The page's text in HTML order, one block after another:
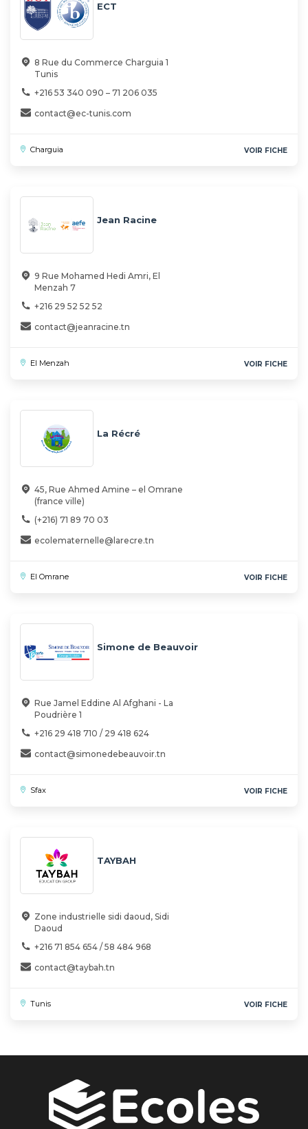
ECT
8 Rue du Commerce Charguia 1
Tunis
+216 53 340 090 – 71 206 035
contact@ec-tunis.com
Charguia VOIR FICHE
Jean Racine
9 Rue Mohamed Hedi Amri, El
Menzah 7
+216 29 52 52 52
contact@jeanracine.tn
El Menzah VOIR FICHE
La Récré
45, Rue Ahmed Amine – el Omrane
(france ville)
(+216) 71 89 70 03
ecolematernelle@larecre.tn
El Omrane VOIR FICHE
Simone de Beauvoir
Rue Jamel Eddine Al Afghani - La
Poudrière 1
+216 29 418 710 / 29 418 624
contact@simonedebeauvoir.tn
Sfax VOIR FICHE
TAYBAH
Zone industrielle sidi daoud, Sidi
Daoud
+216 71 854 654 / 58 484 968
contact@taybah.tn
Tunis VOIR FICHE